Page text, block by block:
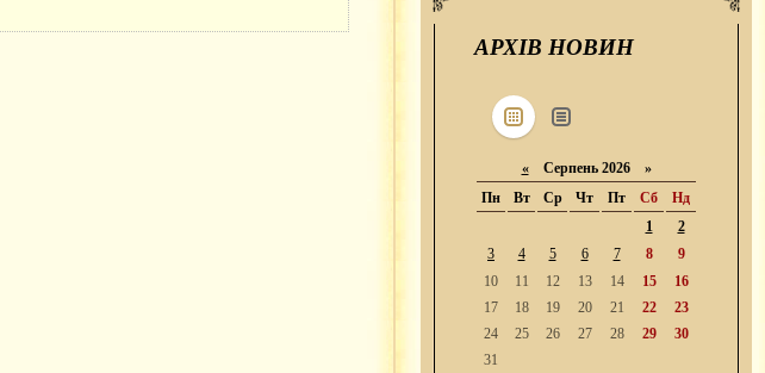
АРХІВ НОВИН
«Серпень 2026 »
Пн
Вт Ср Чт Пт Сб
Нд
1
2
3
4 5 6 7 8
9
10
11 12 13 14 15
16
17
18 19 20 21 22
23
24
25 26 27 28 29
30
31